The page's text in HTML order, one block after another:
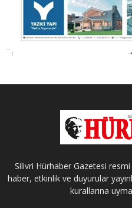
Silivri Hürhaber Gazetesi
haber, etkinlik ve duyurular
kurallarına